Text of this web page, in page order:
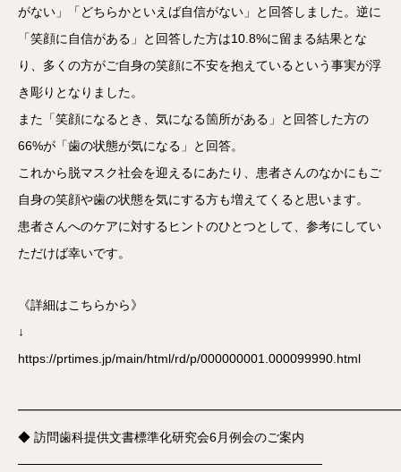
がない」「どちらかといえば自信がない」と回答しました。逆に
「笑顔に自信がある」と回答した方は10.8%に留まる結果とな
り、多くの方がご自身の笑顔に不安を抱えているという事実が浮
き彫りとなりました。
また「笑顔になるとき、気になる箇所がある」と回答した方の
66%が「歯の状態が気になる」と回答。
これから脱マスク社会を迎えるにあたり、患者さんのなかにもご
自身の笑顔や歯の状態を気にする方も増えてくると思います。
患者さんへのケアに対するヒントのひとつとして、参考にしてい
ただけば幸いです。
《詳細はこちらから》
↓
https://prtimes.jp/main/html/rd/p/000000001.000099990.html
◆ 訪問歯科提供文書標準化研究会6月例会のご案内
──────────────────────────────────